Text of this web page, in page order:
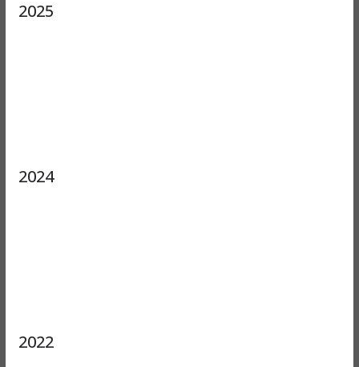
2025
2024
2022